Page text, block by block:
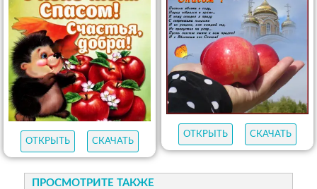
ОТКРЫТЬ СКАЧАТЬ
ОТКРЫТЬ СКАЧАТЬ
ПРОСМОТРИТЕ ТАКЖЕ